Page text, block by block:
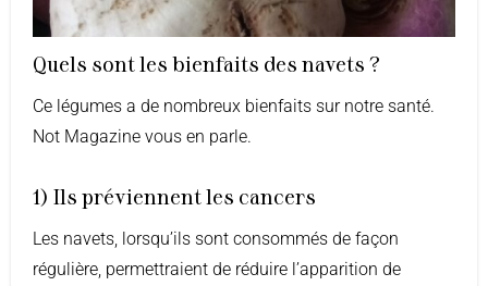
Quels sont les bienfaits des navets ?
Ce légumes a de nombreux bienfaits sur notre santé.
Not Magazine vous en parle.
1) Ils préviennent les cancers
Les navets, lorsqu’ils sont consommés de façon
régulière, permettraient de réduire l’apparition de